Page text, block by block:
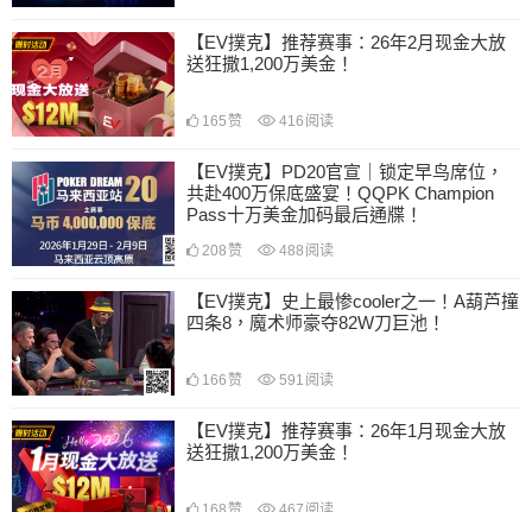
【EV撲克】推荐赛事：26年2月现金大放
送狂撒1,200万美金！
165 赞 416 阅读
【EV撲克】PD20官宣｜锁定早鸟席位，
共赴400万保底盛宴！QQPK Champion
Pass十万美金加码最后通牒！
208 赞 488 阅读
【EV撲克】史上最惨cooler之一！A葫芦撞
四条8，魔术师豪夺82W刀巨池！
166 赞 591 阅读
【EV撲克】推荐赛事：26年1月现金大放
送狂撒1,200万美金！